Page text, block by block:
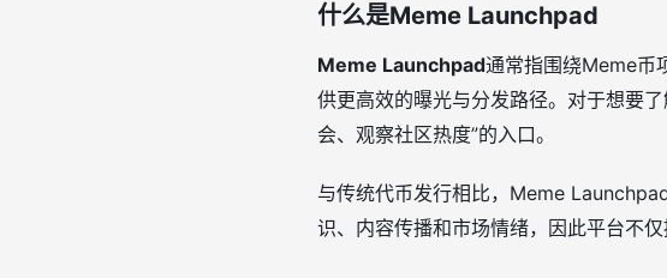
什么是Meme Launchpad
Meme Launchpad通常指围绕Meme币
供更高效的曝光与分发路径。对于想要
会、观察社区热度”的入口。
与传统代币发行相比，Meme
识、内容传播和市场情绪，因此平台不